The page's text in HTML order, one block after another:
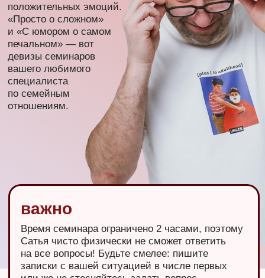
Лучше один раз увидеть, с какими эмоциями
люди выходят после семинаров Сатьи, чем
100 раз прочитать.
Еще не купили билет? Аж сюда дочитали? Скорее
заказывайте, места же не резиновые!
Уже, заказываю Сатья